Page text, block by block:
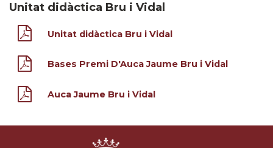
Unitat didàctica Bru i Vidal
Unitat didàctica Bru i Vidal
Bases Premi D'Auca Jaume Bru i Vidal
Auca Jaume Bru i Vidal